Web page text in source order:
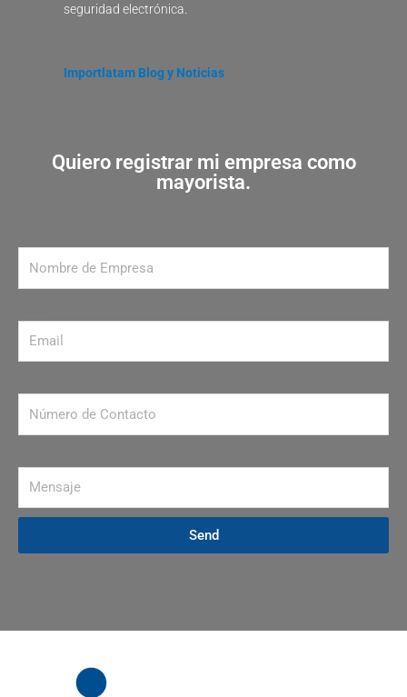
seguridad electrónica.
Importlatam Blog y Noticias
Quiero registrar mi empresa como
mayorista.
Send